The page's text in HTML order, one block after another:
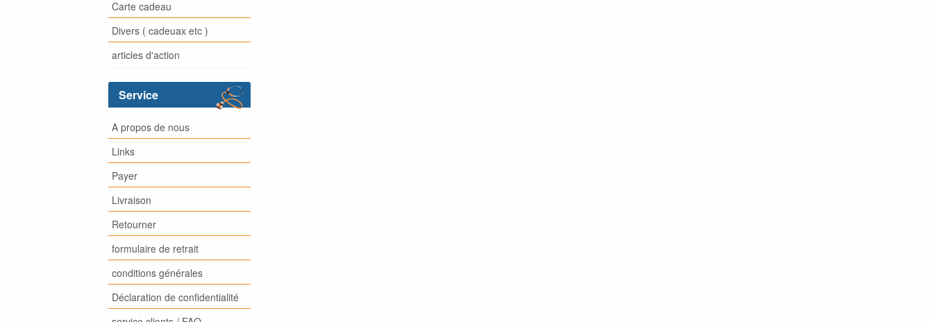
Carte cadeau
Divers ( cadeuax etc )
articles d'action
Service
A propos de nous
Links
Payer
Livraison
Retourner
formulaire de retrait
conditions générales
Déclaration de confidentialité